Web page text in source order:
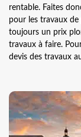
rentable. Faites
pour les travaux
toujours un prix
travaux à faire.
devis des travaux